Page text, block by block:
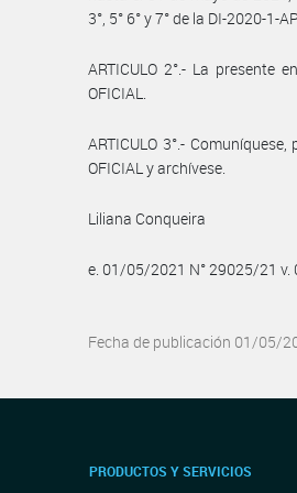
3°, 5° 6° y 7° de la DI-2020-1-
ARTICULO 2°.- La presente
OFICIAL.
ARTICULO 3°.- Comuníquese,
OFICIAL y archívese.
Liliana Conqueira
e. 01/05/2021 N° 29025/21
Fecha de publicación 01/05/
PRODUCTOS Y SERVICIOS